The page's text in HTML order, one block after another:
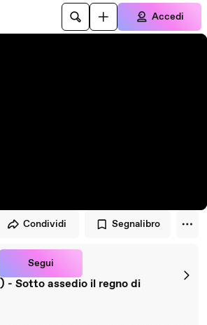
Accedi
Condividi Segnalibro
Segui
- Sotto assedio il regno di